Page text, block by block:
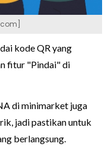
kode QR yang
fitur "Pindai" di
di minimarket juga
jadi pastikan untuk
berlangsung.